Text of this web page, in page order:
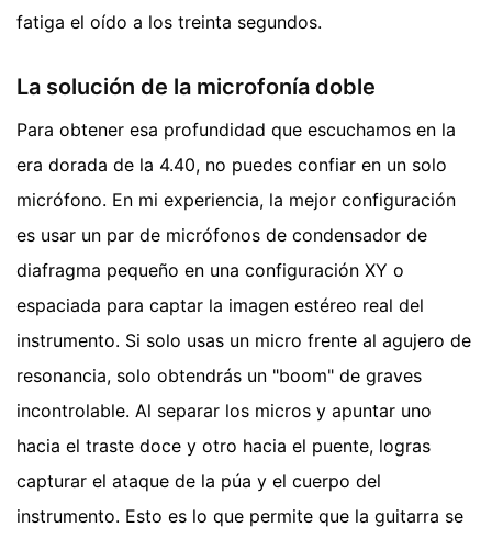
fatiga el oído a los treinta segundos.
La solución de la microfonía doble
Para obtener esa profundidad que escuchamos en la
era dorada de la 4.40, no puedes confiar en un solo
micrófono. En mi experiencia, la mejor configuración
es usar un par de micrófonos de condensador de
diafragma pequeño en una configuración XY o
espaciada para captar la imagen estéreo real del
instrumento. Si solo usas un micro frente al agujero de
resonancia, solo obtendrás un "boom" de graves
incontrolable. Al separar los micros y apuntar uno
hacia el traste doce y otro hacia el puente, logras
capturar el ataque de la púa y el cuerpo del
instrumento. Esto es lo que permite que la guitarra se